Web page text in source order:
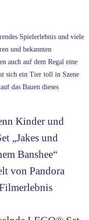
Spielerlebnis und viele
und bekannten
auch auf dem Regal eine
sich ein Tier toll in Szene
das Bauen dieses
Kinder und
„Jakes und
Banshee“
von Pandora